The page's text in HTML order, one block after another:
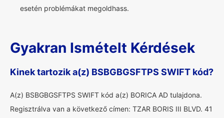
esetén problémákat megoldhass.
Gyakran Ismételt Kérdések
Kinek tartozik a(z) BSBGBGSFTPS SWIFT kód?
A(z) BSBGBGSFTPS SWIFT kód a(z) BORICA AD tulajdona.
Regisztrálva van a következő címen: TZAR BORIS III BLVD. 41